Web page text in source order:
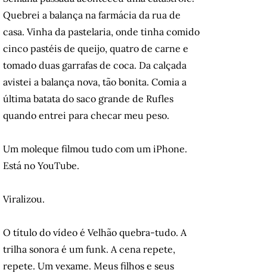
Quebrei a balança na farmácia da rua de
casa. Vinha da pastelaria, onde tinha comido
cinco pastéis de queijo, quatro de carne e
tomado duas garrafas de coca. Da calçada
avistei a balança nova, tão bonita. Comia a
última batata do saco grande de Rufles
quando entrei para checar meu peso.
Um moleque filmou tudo com um iPhone.
Está no YouTube.
Viralizou.
O título do vídeo é Velhão quebra-tudo. A
trilha sonora é um funk. A cena repete,
repete. Um vexame. Meus filhos e seus